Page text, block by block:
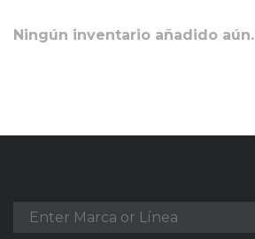
Ningún inventario añadido aún.